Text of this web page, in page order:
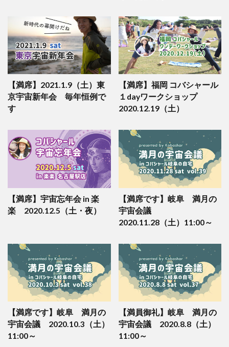
【満席】2021.1.9（土）東
京宇宙新年会 毎年恒例で
す
【満席】福岡 コバシャール
１dayワークショップ
2020.12.19（土）
【満席】宇宙忘年会 in 楽
楽 2020.12.5（土・夜）
【満席です】岐阜 満月の
宇宙会議
2020.11.28（土）11:00～
【満席です】岐阜 満月の
宇宙会議 2020.10.3（土）
11:00～
【満員御礼】岐阜 満月の
宇宙会議 2020.8.8（土）
11:00～